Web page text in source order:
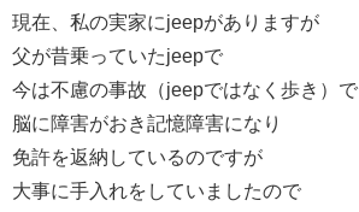
現在、私の実家にjeepがありますが
父が昔乗っていたjeepで
今は不慮の事故（jeepではなく歩き）で
脳に障害がおき記憶障害になり
免許を返納しているのですが
大事に手入れをしていましたので